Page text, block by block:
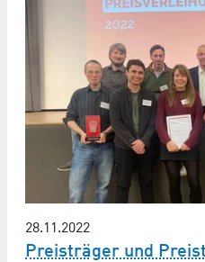
28.11.2022
Preisträger und